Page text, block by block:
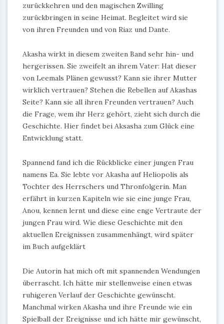
zurückkehren und den magischen Zwilling
zurückbringen in seine Heimat. Begleitet wird sie
von ihren Freunden und von Riaz und Dante.
Akasha wirkt in diesem zweiten Band sehr hin- und
hergerissen. Sie zweifelt an ihrem Vater: Hat dieser
von Leemals Plänen gewusst? Kann sie ihrer Mutter
wirklich vertrauen? Stehen die Rebellen auf Akashas
Seite? Kann sie all ihren Freunden vertrauen? Auch
die Frage, wem ihr Herz gehört, zieht sich durch die
Geschichte. Hier findet bei Aksasha zum Glück eine
Entwicklung statt.
Spannend fand ich die Rückblicke einer jungen Frau
namens Ea. Sie lebte vor Akasha auf Heliopolis als
Tochter des Herrschers und Thronfolgerin. Man
erfährt in kurzen Kapiteln wie sie eine junge Frau,
Anou, kennen lernt und diese eine enge Vertraute der
jungen Frau wird. Wie diese Geschichte mit den
aktuellen Ereignissen zusammenhängt, wird später
im Buch aufgeklärt
Die Autorin hat mich oft mit spannenden Wendungen
überrascht. Ich hätte mir stellenweise einen etwas
ruhigeren Verlauf der Geschichte gewünscht.
Manchmal wirken Akasha und ihre Freunde wie ein
Spielball der Ereignisse und ich hätte mir gewünscht,